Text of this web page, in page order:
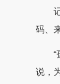
记
码、
“孩
说，